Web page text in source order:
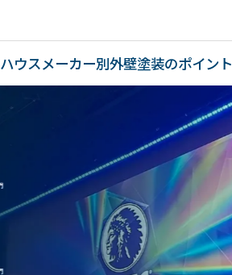
ハウスメーカー別外壁塗装のポイント